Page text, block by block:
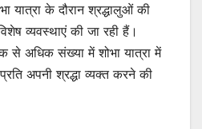
यात्रा के दौरान श्रद्धालुओं की
व्यवस्थाएं की जा रही हैं।
से अधिक संख्या में शोभा यात्रा में
अपनी श्रद्धा व्यक्त करने की